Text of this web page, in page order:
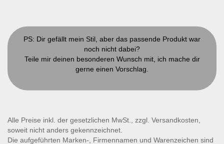
PS: Dir gefällt mein Stil, aber das passende Produkt war
noch nicht dabei?
Teile mir deinen besonderen Wunsch mit, ich mache dir
gerne einen Vorschlag.
Alle Preise inkl. der gesetzlichen MwSt., zzgl. Versandkosten,
soweit nicht anders gekennzeichnet.
Die aufgeführten Marken-, Firmennamen und Warenzeichen sind